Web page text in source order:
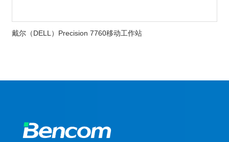
戴尔（DELL）Precision 7760移动工作站